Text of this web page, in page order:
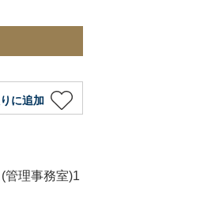
に追加
管理事務室)1